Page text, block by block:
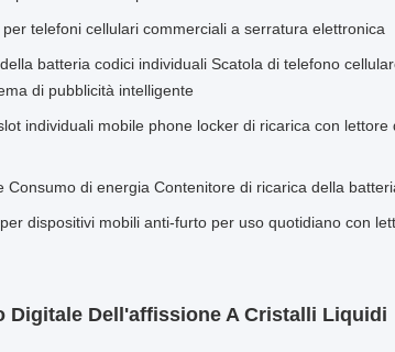
telefoni cellulari commerciali a serratura elettronica
batteria codici individuali Scatola di telefono
di pubblicità intelligente
individuali mobile phone locker di ricarica con lettore
Consumo di energia Contenitore di ricarica della
dispositivi mobili anti-furto per uso quotidiano con
Digitale Dell'affissione A Cristalli Liquidi